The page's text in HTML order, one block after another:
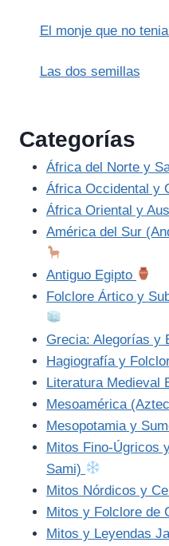
El monje que no
Las dos semillas
Categorías
África del Norte y
África Occidental y
África Oriental y
América del Sur
Antiguo Egipto
Folclore Ártico y
Grecia: Alegorías y
Hagiografía y
Literatura Medieval
Mesoamérica
Mesopotamia y
Mitos Fino-Úgricos
Sami)
Mitos Nórdicos y
Mitos y Folclore de
Mitos y Leyendas